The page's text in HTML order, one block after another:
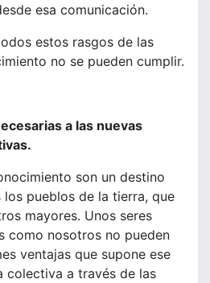
esa comunicación.
estos rasgos de las
no se pueden cumplir.
a las nuevas
son un destino
pueblos de la tierra, que
mayores. Unos seres
como nosotros no pueden
ventajas que supone ese
colectiva a través de las